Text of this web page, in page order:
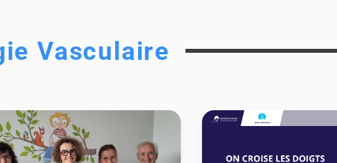
Vasculaire